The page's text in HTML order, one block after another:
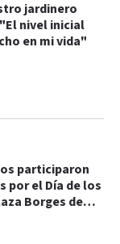
jardinero
nivel inicial
en mi vida"
participaron
por el Día de los
Borges de